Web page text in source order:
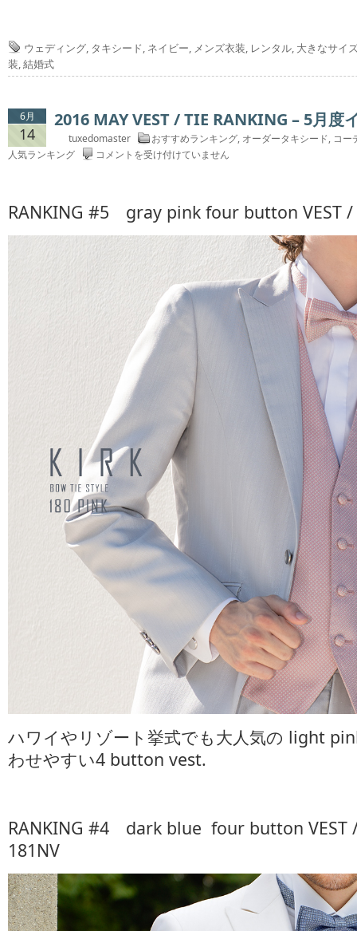
ウェディング, タキシード, ネイビー, メンズ衣装, レンタル, 大きなサイ
装,結婚式
6月
14
2016 MAY VEST / TIE RANKING – 5月度
tuxedomaster おすすめランキング, オーダータキシード, コー
人気ランキング
2016
TIE
RANKING
–
5
月
ン
グ
は
コメントを受け付けていません
RANKING #5 gray pink four button
ハワイやリゾート挙式でも大人気の light
わせやすい4 button vest.
RANKING #4 dark blue four button
181NV